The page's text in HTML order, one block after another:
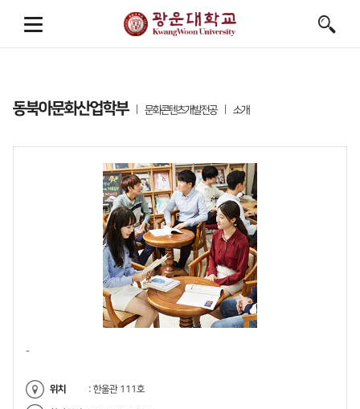
동북아문화산업학부 문화콘텐츠개발전공 소개
-
위치 : 한울관 111호